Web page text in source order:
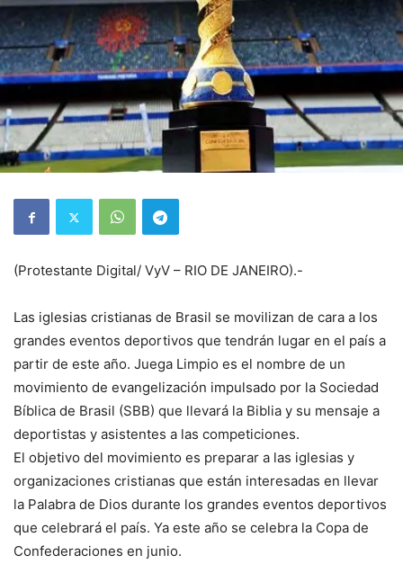
(Protestante Digital/ VyV – RIO DE JANEIRO).-
Las iglesias cristianas de Brasil se movilizan de cara a los
grandes eventos deportivos que tendrán lugar en el país a
partir de este año. Juega Limpio es el nombre de un
movimiento de evangelización impulsado por la Sociedad
Bíblica de Brasil (SBB) que llevará la Biblia y su mensaje a
deportistas y asistentes a las competiciones.
El objetivo del movimiento es preparar a las iglesias y
organizaciones cristianas que están interesadas en llevar
la Palabra de Dios durante los grandes eventos deportivos
que celebrará el país. Ya este año se celebra la Copa de
Confederaciones en junio.